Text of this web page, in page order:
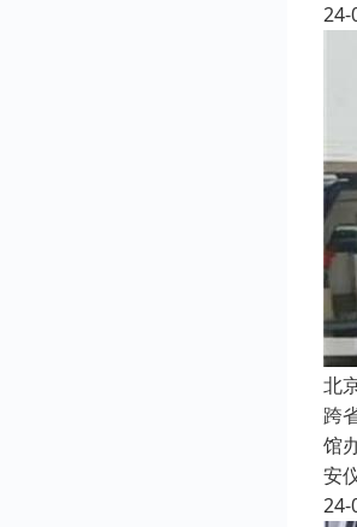
24-
北
跨
馆
安
24-